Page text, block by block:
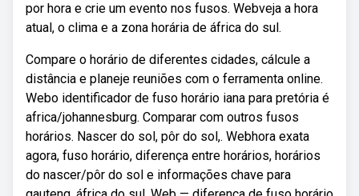
por hora e crie um evento nos fusos. Webveja a hora
atual, o clima e a zona horária de áfrica do sul.
Compare o horário de diferentes cidades, cálcule a
distância e planeje reuniões com o ferramenta online.
Webo identificador de fuso horário iana para pretória é
africa/johannesburg. Comparar com outros fusos
horários. Nascer do sol, pôr do sol,. Webhora exata
agora, fuso horário, diferença entre horários, horários
do nascer/pôr do sol e informações chave para